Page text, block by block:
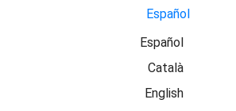
Español
Español
Català
English